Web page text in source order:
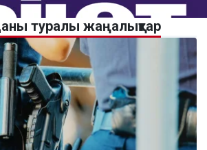
туралы жаңалықтар